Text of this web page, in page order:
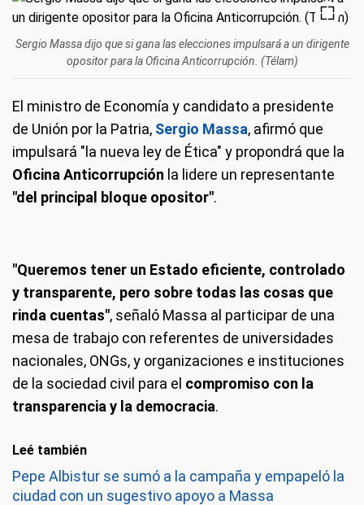
Sergio Massa dijo que si gana las elecciones impulsará a un dirigente
opositor para la Oficina Anticorrupción. (Télam)
El ministro de Economía y candidato a presidente
de Unión por la Patria, Sergio Massa, afirmó que
impulsará "la nueva ley de Ética" y propondrá que la
Oficina Anticorrupción la lidere un representante
"del principal bloque opositor".
"Queremos tener un Estado eficiente, controlado
y transparente, pero sobre todas las cosas que
rinda cuentas", señaló Massa al participar de una
mesa de trabajo con referentes de universidades
nacionales, ONGs, y organizaciones e instituciones
de la sociedad civil para el compromiso con la
transparencia y la democracia.
Leé también
Pepe Albistur se sumó a la campaña y empapeló la
ciudad con un sugestivo apoyo a Massa